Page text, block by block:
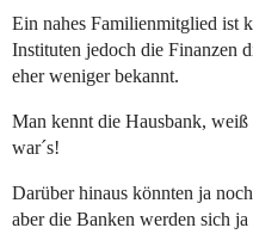
Ein nahes Familienmitglied ist
Instituten jedoch die Finanzen
eher weniger bekannt.
Man kennt die Hausbank,
war´s!
Darüber hinaus könnten ja
aber die Banken werden sich